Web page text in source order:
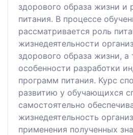
здорового образа жизни и
питания. В процессе
рассматривается роль
жизнедеятельности
здорового образа жизни, а
особенности разработки
программ питания. Курс
развитию у обучающихся
самостоятельно
жизнедеятельность
применения полученных